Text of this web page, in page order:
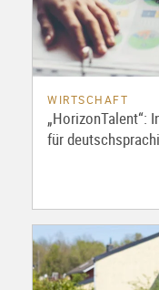
WIRTSCHAFT
„HorizonTalent“:
für